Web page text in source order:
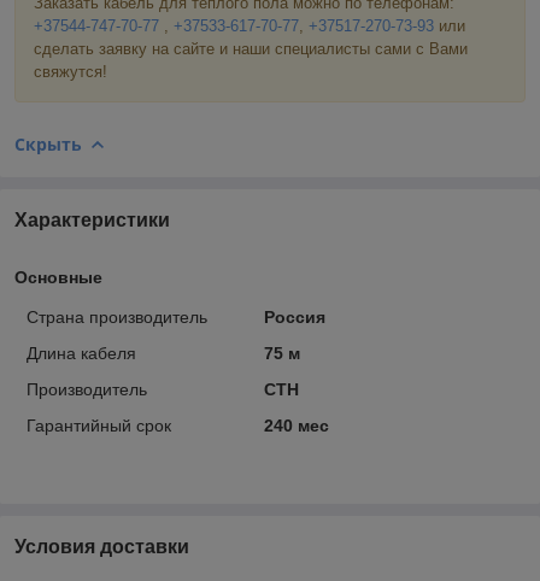
+37544-747-70-77
+37533-617-70-77 +37517-270-73-93 или
сделать заявку на сайте и наши специалисты сами с Вами
свяжутся!
Скрыть
Характеристики
Основные
Страна производитель
Россия
Длина кабеля
75 м
Производитель
СТН
Гарантийный срок
240 мес
Условия доставки